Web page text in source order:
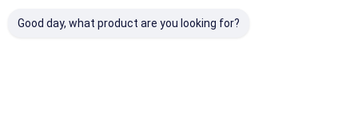
Good day, what product are you looking for?